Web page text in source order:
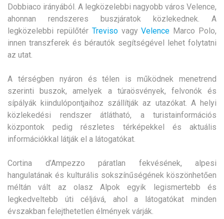
Dobbiaco irányából. A legközelebbi nagyobb város Velence,
ahonnan rendszeres buszjáratok közlekednek. A
legközelebbi repülőtér TrevisovagyVelence Marco Polo,
innen transzferek és bérautók segítségével lehet folytatni
az utat.
A térségben nyáron és télen is működnek menetrend
szerinti buszok, amelyek a túraösvények, felvonók és
sípályák kiindulópontjaihoz szállítják az utazókat. A helyi
közlekedési rendszer átlátható, a turistainformációs
központok pedig részletes térképekkel és aktuális
információkkal látják el a látogatókat.
Cortina d’Ampezzo páratlan fekvésének, alpesi
hangulatának és kulturális sokszínűségének köszönhetően
méltán vált az olasz Alpok egyik legismertebb és
legkedveltebb úti céljává, ahol a látogatókat minden
évszakban felejthetetlen élmények várják.